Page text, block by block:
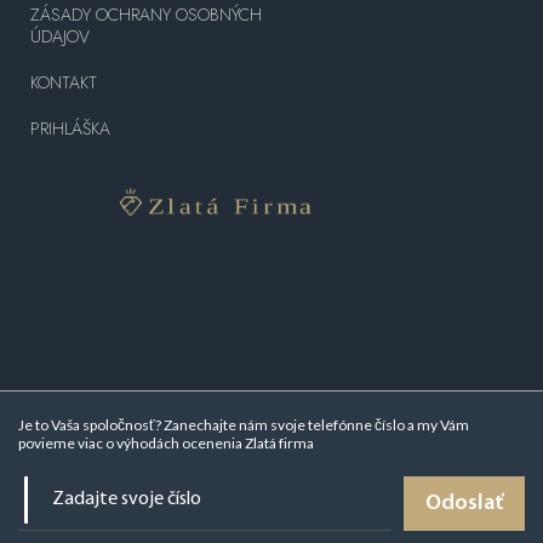
Je to Vaša spoločnosť? Zanechajte nám svoje telefónne číslo a my Vám
povieme viac ovýhodách ocenenia Zlatá firma
Odoslať
ZÁSADY OCHRANY OSOBNÝCH
ÚDAJOV
KONTAKT
PRIHLÁŠKA